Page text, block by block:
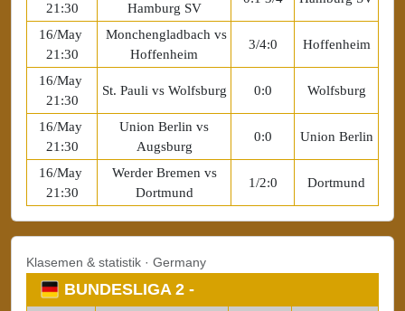
21:30
Hamburg SV
16/May
21:30
Monchengladbach vs
Hoffenheim
3/4:0 Hoffenheim
16/May
21:30
St. Pauli vs Wolfsburg 0:0 Wolfsburg
16/May
21:30
Union Berlin vs
Augsburg
0:0 Union Berlin
16/May
21:30
Werder Bremen vs
Dortmund
1/2:0 Dortmund
Klasemen & statistik · Germany
BUNDESLIGA 2 -